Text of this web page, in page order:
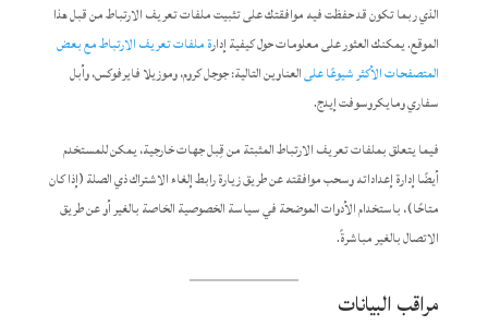
الذي ربما تكون قد حفظت فيه موافقتك على تثبيت ملفات تعريف الارتباط من قبل هذا
الموقع. يمكنك العثور على معلومات حول كيفية إدارة ملفات تعريفالارتباط مع بعض
المتصفحات الأكثرشيوعًا علىالعناوين التالية: جوجل كروم، وموزيلا فايرفوكس، وأبل
سفاري ومايكروسوفت إيدج.
فيما يتعلق بملفات تعريف الارتباط المثبتة من قِبل جهات خارجية، يمكن للمستخدم
أيضًا إدارة إعداداته وسحب موافقته عن طريق زيارة رابط إلغاء الاشتراك ذي الصلة (إذا كان
متاحًا)، باستخدام الأدوات الموضحة في سياسة الخصوصية الخاصة بالغير أو عن طريق
الاتصال بالغير مباشرةً.
مراقب البيانات